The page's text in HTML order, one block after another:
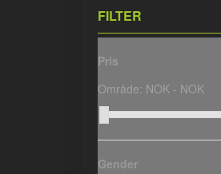
FILTER
Pris
Område: NOK - NOK
Gender